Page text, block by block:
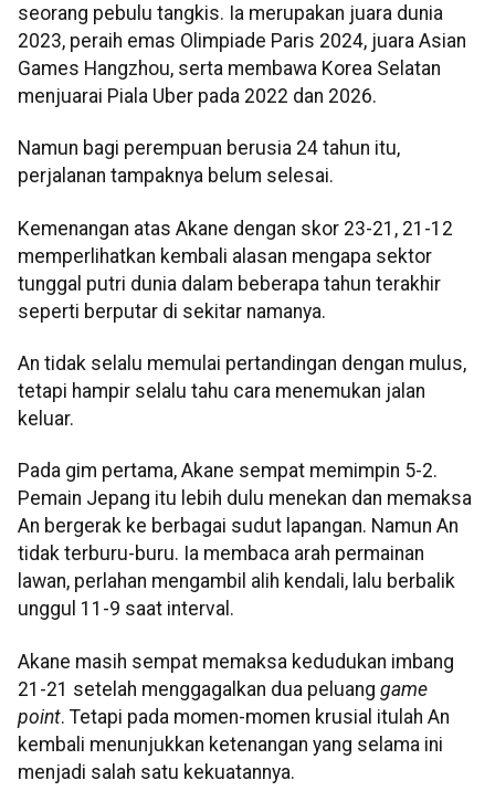
seorang pebulu tangkis. Ia merupakan juara dunia
2023, peraih emas Olimpiade Paris 2024, juara Asian
Games Hangzhou, serta membawa Korea Selatan
menjuarai Piala Uber pada 2022 dan 2026.
Namun bagi perempuan berusia 24 tahun itu,
perjalanan tampaknya belum selesai.
Kemenangan atas Akane dengan skor 23-21, 21-12
memperlihatkan kembali alasan mengapa sektor
tunggal putri dunia dalam beberapa tahun terakhir
seperti berputar di sekitar namanya.
An tidak selalu memulai pertandingan dengan mulus,
tetapi hampir selalu tahu cara menemukan jalan
keluar.
Pada gim pertama, Akane sempat memimpin 5-2.
Pemain Jepang itu lebih dulu menekan dan memaksa
An bergerak ke berbagai sudut lapangan. Namun An
tidak terburu-buru. Ia membaca arah permainan
lawan, perlahan mengambil alih kendali, lalu berbalik
unggul 11-9 saat interval.
Akane masih sempat memaksa kedudukan imbang
21-21 setelah menggagalkan dua peluang game
point. Tetapi pada momen-momen krusial itulah An
kembali menunjukkan ketenangan yang selama ini
menjadi salah satu kekuatannya.